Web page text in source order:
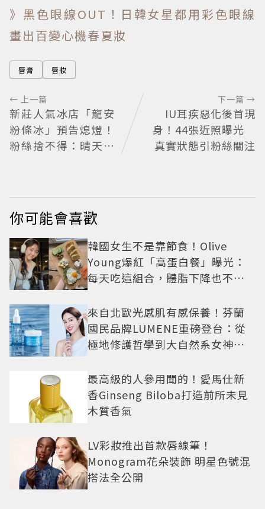
》黑色眼線OUT！日韓女星都用彩色眼線
畫出百變心機春夏妝
唇膏 唇妝
← 上一篇
新莊人氣冰店「龍安
粉條冰」預告熄燈！
粉絲捨不得：晴天霹
下一篇 →
IU耳疾惡化後首現
身！44張近照曝光
真實狀態引粉絲關注
你可能會喜歡
韓國女生不是靠節食！Olive
Young爆紅「高蛋白餐」曝光：
每天吃這組合，體脂下降也不怕
來自北歐光感肌有感保養！芬蘭
國民品牌LUMENE重磅登台：從
極地修護哲學到大自然系女神莫
最高級的人參用聞的！愛馬仕新
香Ginseng Biloba打造前所未見
木質香氣
LV彩妝推出首款唇線筆！
Monogram花朵裝飾 明星色號混
搭法全公開